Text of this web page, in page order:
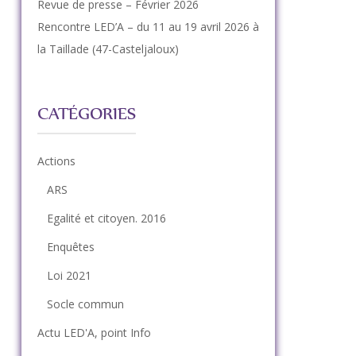
Revue de presse – Février 2026
Rencontre LED’A – du 11 au 19 avril 2026 à
la Taillade (47-Casteljaloux)
CATÉGORIES
Actions
ARS
Egalité et citoyen. 2016
Enquêtes
Loi 2021
Socle commun
Actu LED'A, point Info